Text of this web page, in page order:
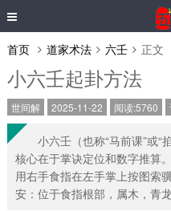
首页 道家术法 六壬 正文
小六壬起卦方法
世间解 2025-11-22 阅读:5760
小六壬（也称“马前课”或“
核心在于掌诀定位和数字推算
用右手食指在左手掌上按图索
安：位于食指根部，属木，青